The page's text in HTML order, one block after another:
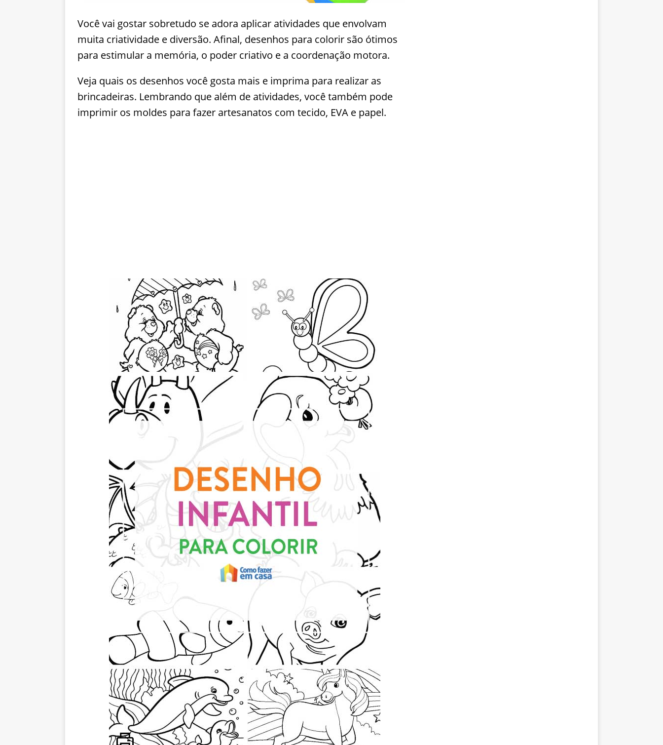
Você vai gostar sobretudo se adora aplicar atividades que envolvam
muita criatividade e diversão. Afinal, desenhos para colorir são ótimos
para estimular a memória, o poder criativo e a coordenação motora.
Veja quais os desenhos você gosta mais e imprima para realizar as
brincadeiras. Lembrando que além de atividades, você também pode
imprimir os moldes para fazer artesanatos com tecido, EVA e papel.